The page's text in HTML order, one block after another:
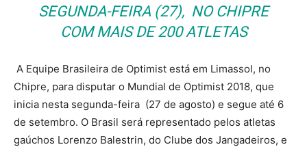
SEGUNDA-FEIRA (27), NO CHIPRE
COM MAIS DE 200 ATLETAS
A Equipe Brasileira de Optimist está em Limassol, no
Chipre, para disputar o Mundial de Optimist 2018, que
inicia nesta segunda-feira (27 de agosto) e segue até 6
de setembro. O Brasil será representado pelos atletas
gaúchos Lorenzo Balestrin, do Clube dos Jangadeiros, e